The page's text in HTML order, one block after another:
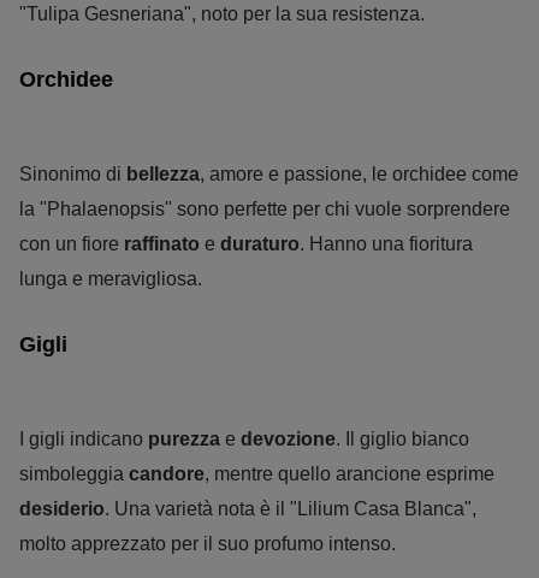
"Tulipa Gesneriana", noto per la sua resistenza.
Orchidee
Sinonimo di bellezza, amore e passione, le orchidee come
la "Phalaenopsis" sono perfette per chi vuole sorprendere
con un fiore raffinato e duraturo. Hanno una fioritura
lunga e meravigliosa.
Gigli
I gigli indicano purezza e devozione. Il giglio bianco
simboleggia candore, mentre quello arancione esprime
desiderio. Una varietà nota è il "Lilium Casa Blanca",
molto apprezzato per il suo profumo intenso.